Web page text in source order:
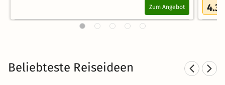
Zum Angebot 4.3
Beliebteste Reiseideen
Sporthotels an der Ostsee